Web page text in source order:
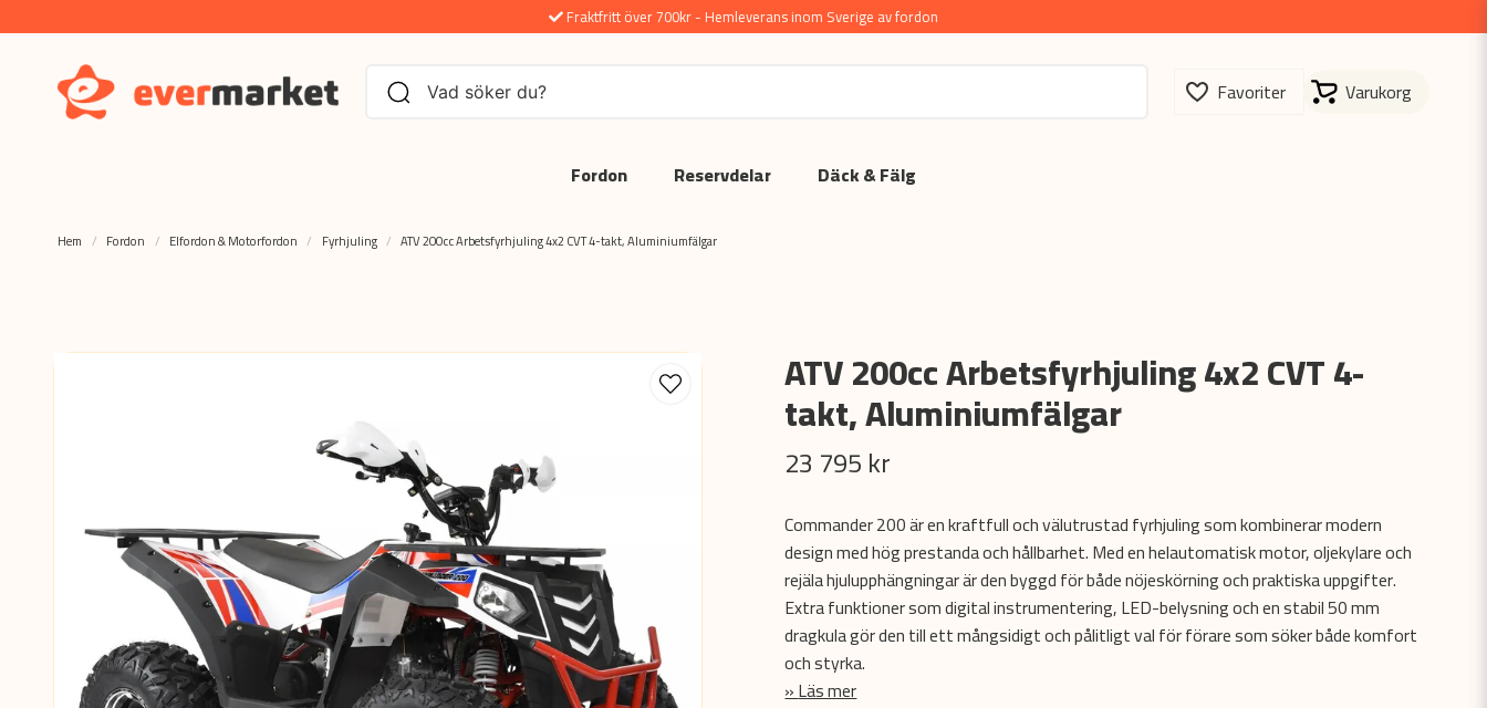
Fraktfritt över 700kr - Hemleverans inom Sverige av fordon
Fordon Reservdelar Däck & Fälg
Hem Fordon Elfordon & Motorfordon Fyrhjuling ATV 200cc Arbetsfyrhjuling 4x2 CVT 4-takt, Aluminiumfälgar
ATV 200cc Arbetsfyrhjuling 4x2 CVT 4-
takt, Aluminiumfälgar
23 795 kr
Commander 200 är en kraftfull och välutrustad fyrhjuling som kombinerar modern
design med hög prestanda och hållbarhet. Med en helautomatisk motor, oljekylare och
rejäla hjulupphängningar är den byggd för både nöjeskörning och praktiska uppgifter.
Extra funktioner som digital instrumentering, LED-belysning och en stabil 50 mm
dragkula gör den till ett mångsidigt och pålitligt val för förare som söker både komfort
och styrka.
Läs mer